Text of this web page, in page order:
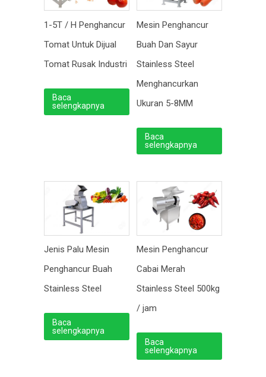
1-5T / H Penghancur
Tomat Untuk Dijual
Tomat Rusak Industri
Baca
selengkapnya
Mesin Penghancur
Buah Dan Sayur
Stainless Steel
Menghancurkan
Ukuran 5-8MM
Baca
selengkapnya
Jenis Palu Mesin
Penghancur Buah
Stainless Steel
Baca
selengkapnya
Mesin Penghancur
Cabai Merah
Stainless Steel 500kg
/ jam
Baca
selengkapnya